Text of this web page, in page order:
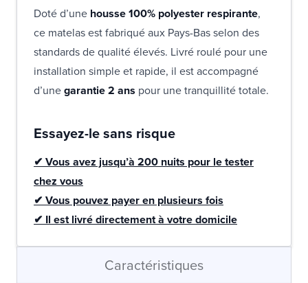
Doté d’une housse 100% polyester respirante,
ce matelas est fabriqué aux Pays-Bas selon des
standards de qualité élevés. Livré roulé pour une
installation simple et rapide, il est accompagné
d’unegarantie 2 ans pour une tranquillité totale.
Essayez-le sans risque
✔ Vous avez jusqu’à 200 nuits pour le tester
chez vous
✔ Vous pouvez payer en plusieurs fois
✔ Il est livré directement à votre domicile
Caractéristiques